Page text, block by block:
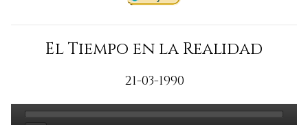
El Tiempo en la Realidad
21-03-1990